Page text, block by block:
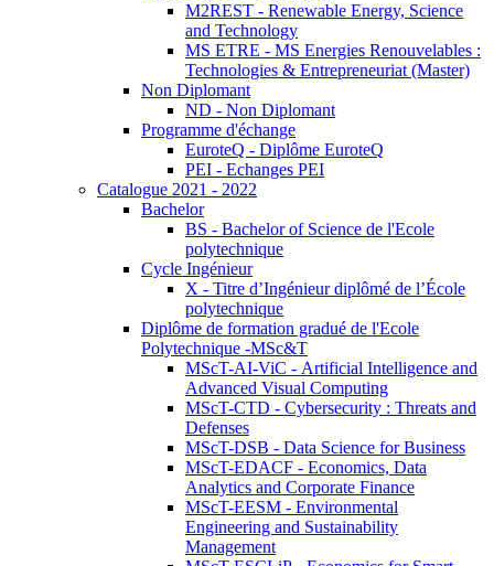
M2REST - Renewable Energy, Science
and Technology
MS ETRE - MS Energies Renouvelables :
Technologies & Entrepreneuriat (Master)
Non Diplomant
ND - Non Diplomant
Programme d'échange
EuroteQ - Diplôme EuroteQ
PEI - Echanges PEI
Catalogue 2021 - 2022
Bachelor
BS - Bachelor of Science de l'Ecole
polytechnique
Cycle Ingénieur
X - Titre d’Ingénieur diplômé de l’École
polytechnique
Diplôme de formation gradué de l'Ecole
Polytechnique -MSc&T
MScT-AI-ViC - Artificial Intelligence and
Advanced Visual Computing
MScT-CTD - Cybersecurity : Threats and
Defenses
MScT-DSB - Data Science for Business
MScT-EDACF - Economics, Data
Analytics and Corporate Finance
MScT-EESM - Environmental
Engineering and Sustainability
Management